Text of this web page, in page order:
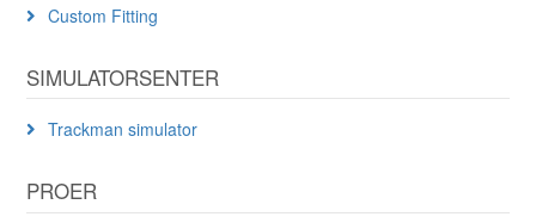
Custom Fitting
SIMULATORSENTER
Trackman simulator
PROER